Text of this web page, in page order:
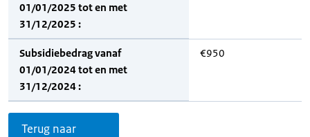
01/01/2025 tot en met
31/12/2025 :
Subsidiebedrag vanaf
01/01/2024 tot en met
31/12/2024 :
€950
Terug naar